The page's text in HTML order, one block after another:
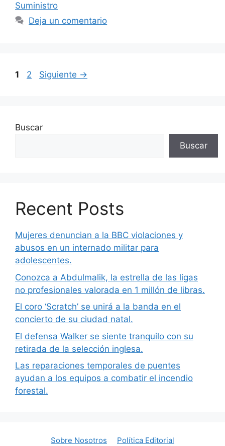
Suministro
Deja un comentario
Página
1 Página
2 Siguiente →
Buscar
Buscar
Recent Posts
Mujeres denuncian a la BBC violaciones y
abusos en un internado militar para
adolescentes.
Conozca a Abdulmalik, la estrella de las ligas
no profesionales valorada en 1 millón de libras.
El coro ‘Scratch’ se unirá a la banda en el
concierto de su ciudad natal.
El defensa Walker se siente tranquilo con su
retirada de la selección inglesa.
Las reparaciones temporales de puentes
ayudan a los equipos a combatir el incendio
forestal.
Sobre Nosotros Política Editorial